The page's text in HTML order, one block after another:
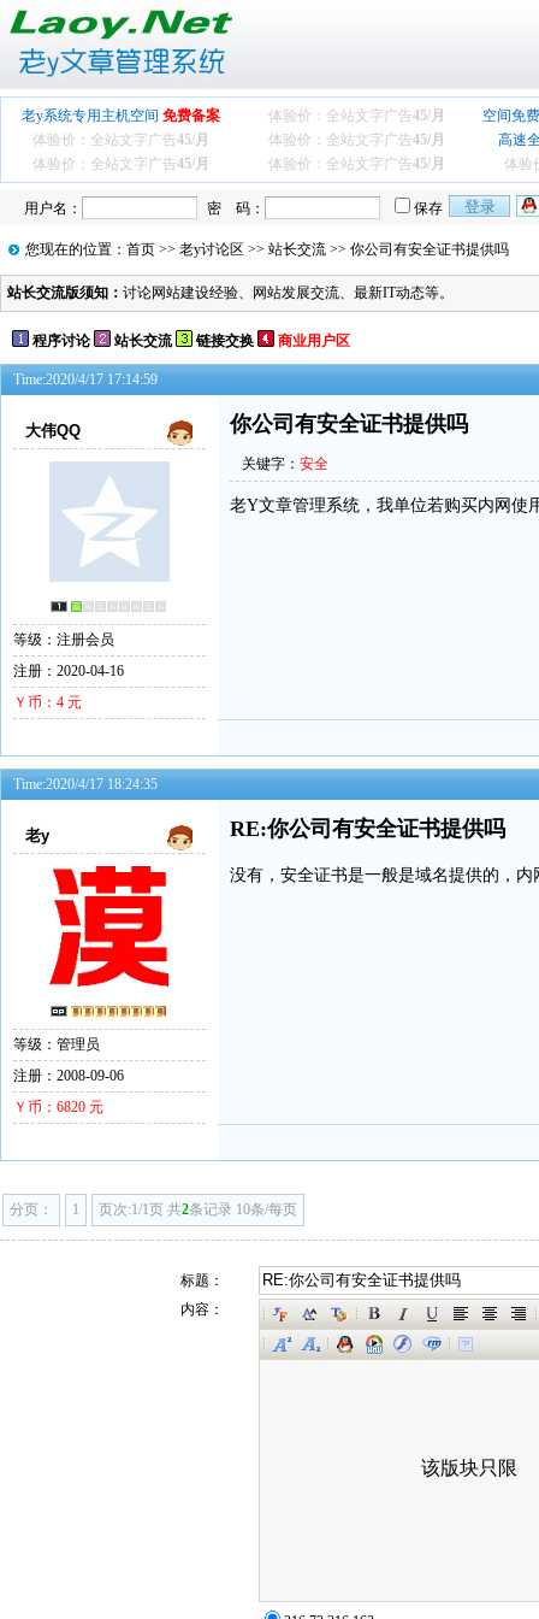
老y系统专用主机空间 免费备案 体验价：全站文字广告45/月
空间免
体验价：全站文字广告45/月 体验价：全站文字广告45/月
高速
体验价：全站文字广告45/月 体验价：全站文字广告45/月 体验
用户名： 密 码： 保存
您现在的位置： 首页 >> 老y讨论区 >> 站长交流 >> 你公司有安全证书提供吗
站长交流版须知： 讨论网站建设经验、网站发展交流、最新IT动态等。
程序讨论 站长交流 链接交换 商业用户区
Time:2020/4/17 17:14:59
大伟QQ
等级：注册会员
注册：2020-04-16
Ｙ币：4 元
你公司有安全证书提供吗
关键字： 安全
老Y文章管理系统，我单位若购买内网使
Time:2020/4/17 18:24:35
老y
等级：管理员
注册：2008-09-06
Ｙ币：6820 元
RE:你公司有安全证书提供吗
没有，安全证书是一般是域名提供的，内
分页： 1 页次:1/1页 共2条记录 10条/每页
标题：
内容：